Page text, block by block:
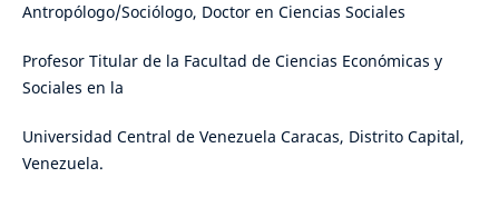
Antropólogo/Sociólogo, Doctor en Ciencias Sociales
Profesor Titular de la Facultad de Ciencias Económicas y
Sociales en la
Universidad Central de Venezuela Caracas, Distrito Capital,
Venezuela.